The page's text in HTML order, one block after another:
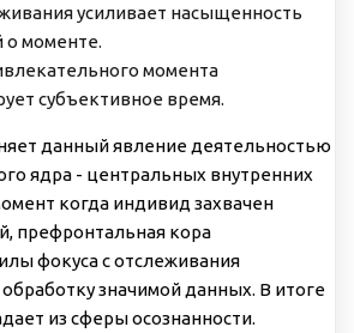
усиливает насыщенность
о моменте.
момента
субъективное время.
данный явление деятельностью
ядра - центральных внутренних
когда индивид захвачен
префронтальная кора
фокуса с отслеживания
значимой данных. В итоге
из сферы осознанности.